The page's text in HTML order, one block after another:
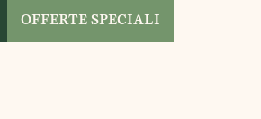
OFFERTE SPECIALI